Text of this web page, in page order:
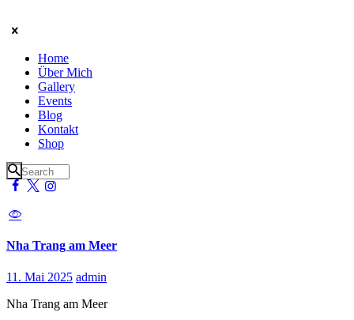
Home
Über Mich
Gallery
Events
Blog
Kontakt
Shop
Nha Trang am Meer
11. Mai 2025 admin
Nha Trang am Meer